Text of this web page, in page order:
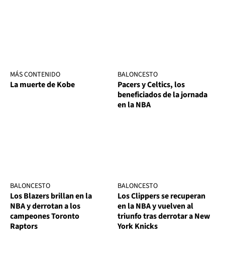
MÁS CONTENIDO
La muerte de Kobe
BALONCESTO
Pacers y Celtics, los
beneficiados de la jornada
en la NBA
BALONCESTO
Los Blazers brillan en la
NBA y derrotan a los
campeones Toronto
Raptors
BALONCESTO
Los Clippers se recuperan
en la NBA y vuelven al
triunfo tras derrotar a New
York Knicks